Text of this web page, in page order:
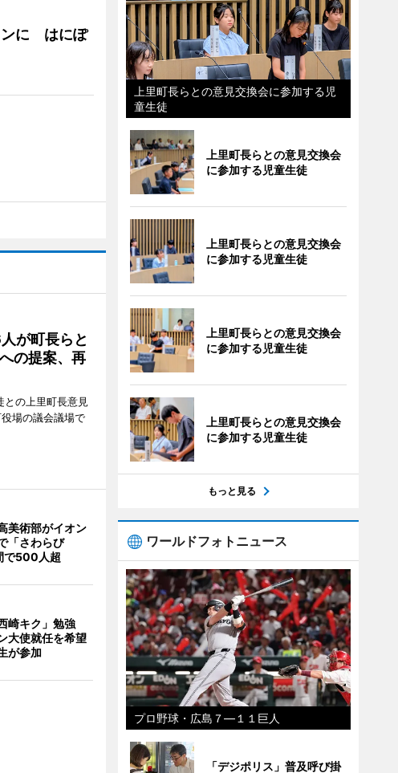
ンに はにぽ
が町長らと
の提案、再
との上里町長意見
場の議会議場で
美術部がイオン
「さわらび
500人超
崎キク」勉強
大使就任を希望
が参加
上里町長らとの意見交換会に参加する児
童生徒
上里町長らとの意見交換会
に参加する児童生徒
上里町長らとの意見交換会
に参加する児童生徒
上里町長らとの意見交換会
に参加する児童生徒
上里町長らとの意見交換会
に参加する児童生徒
もっと見る
ワールドフォトニュース
プロ野球・広島７―１１巨人
「デジポリス」普及呼び掛